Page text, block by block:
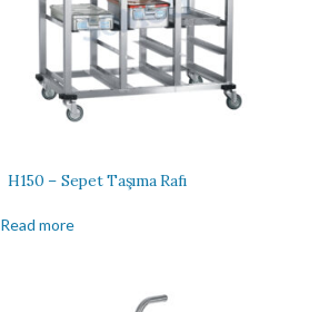
H150 – Sepet Taşıma Rafı
Read more